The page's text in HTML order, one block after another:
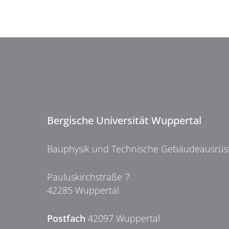
Bergische Universität Wuppertal
Bauphysik und Technische
Pauluskirchstraße 7
42285 Wuppertal
Postfach 42097 Wuppertal